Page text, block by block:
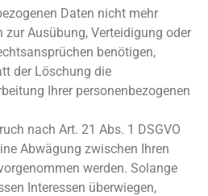
Daten nicht mehr
zur Ausübung, Verteidigung oder
benötigen,
der Löschung die
Ihrer personenbezogenen
nach Art. 21 Abs. 1 DSGVO
Abwägung zwischen Ihren
werden. Solange
Interessen überwiegen,